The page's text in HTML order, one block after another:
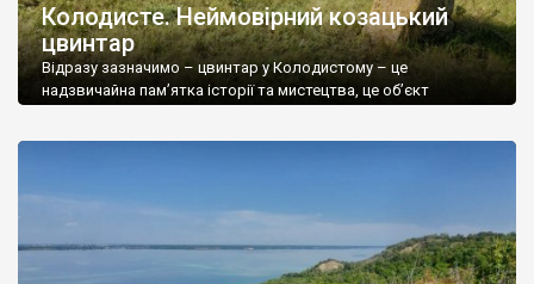
Колодисте. Неймовірний козацький
цвинтар
Відразу зазначимо – цвинтар у Колодистому – це
надзвичайна пам’ятка історії та мистецтва, це об’єкт
старовинного цвинтаря не поступається найвизначнішим […]